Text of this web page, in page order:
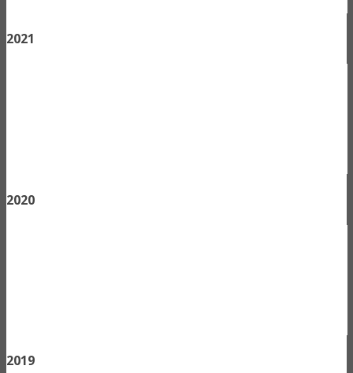
2021
2020
2019